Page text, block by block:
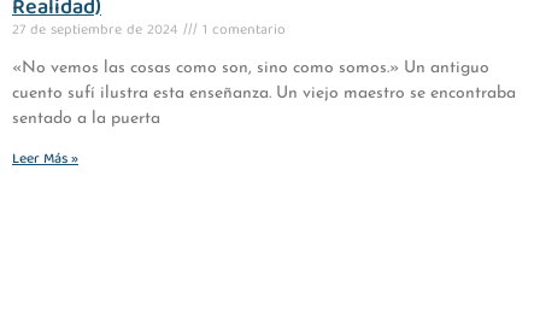
Realidad)
27 de septiembre de 2024 1 comentario
«No vemos las cosas como son, sino como somos.» Un antiguo
cuento sufí ilustra esta enseñanza. Un viejo maestro se encontraba
sentado a la puerta
Leer Más »